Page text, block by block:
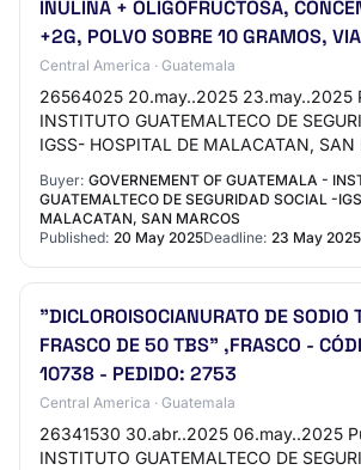
INULINA + OLIGOFRUCTOSA,
+2G, POLVO SOBRE 10 GRAMOS,
Central America · Guatemala
26564025 20.may..2025 23.may..2025
INSTITUTO GUATEMALTECO DE
IGSS- HOSPITAL DE MALACATAN, SAN
CONCENTRA…
Buyer: GOVERNEMENT OF GUATEMALA -
GUATEMALTECO DE SEGURIDAD SOCIAL -
MALACATAN, SAN MARCOS
Published: 20 May 2025Deadline: 23 May 2025
"DICLOROISOCIANURATO DE SODIO
FRASCO DE 50 TBS" ,FRASCO -
10738 - PEDIDO: 2753
Central America · Guatemala
26341530 30.abr..2025 06.may..2025
INSTITUTO GUATEMALTECO DE